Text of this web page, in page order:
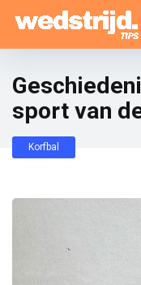
sport van
Korfbal